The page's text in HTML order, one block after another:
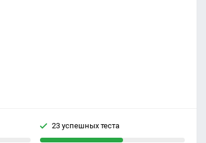
23 успешных теста